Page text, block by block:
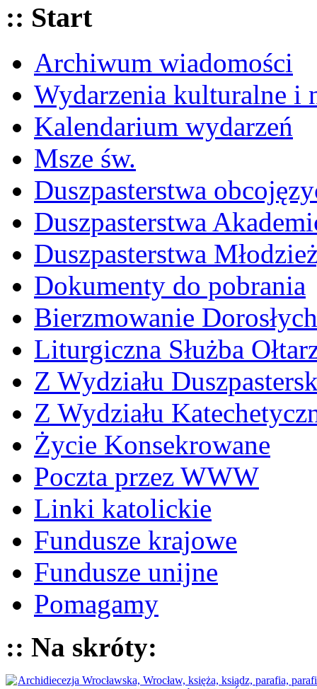
:: Start
Archiwum wiadomości
Wydarzenia kulturalne i
Kalendarium wydarzeń
Msze św.
Duszpasterstwa
Duszpasterstwa
Duszpasterstwa
Dokumenty do pobrania
Bierzmowanie Dorosłych
Liturgiczna Służba
Z Wydziału
Z Wydziału
Życie Konsekrowane
Poczta przez WWW
Linki katolickie
Fundusze krajowe
Fundusze unijne
Pomagamy
:: Na skróty: